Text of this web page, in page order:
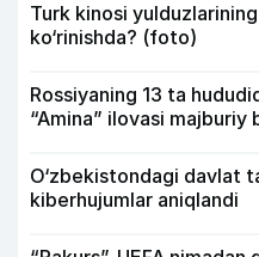
Turk kinosi
ko‘rinishda? (foto)
Rossiyaning 13 ta
“Amina” ilovasi majburiy
O‘zbekistondagi davlat
kiberhujumlar aniqlandi